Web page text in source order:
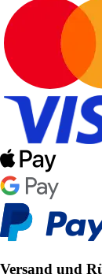
Versand und